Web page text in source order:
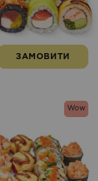
ЗАМОВИТИ
Wow